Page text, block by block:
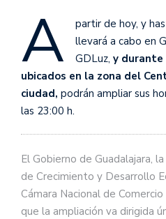
A
partir de hoy, y
llevará a cabo en
GDLuz, y durante
ubicados en la zona del
ciudad, podrán ampliar sus
las 23:00 h.
El Gobierno de Guadalajara,
de Crecimiento y Desarrollo
Cámara Nacional de
que la ampliación va dirigida